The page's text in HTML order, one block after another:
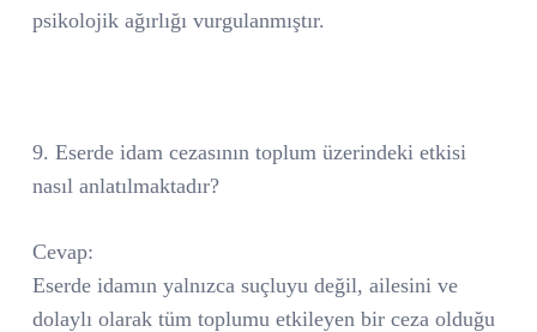
psikolojik ağırlığı vurgulanmıştır.
9. Eserde idam cezasının toplum üzerindeki etkisi
nasıl anlatılmaktadır?
Cevap:
Eserde idamın yalnızca suçluyu değil, ailesini ve
dolaylı olarak tüm toplumu etkileyen bir ceza olduğu